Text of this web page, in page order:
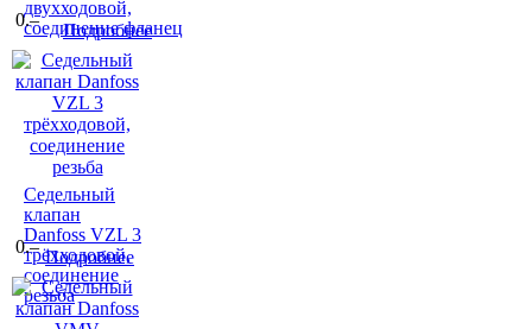
двухходовой,
соединение фланец
0.–
Подробнее
Седельный
клапан
Danfoss VZL 3
трёхходовой,
соединение
резьба
0.–
Подробнее